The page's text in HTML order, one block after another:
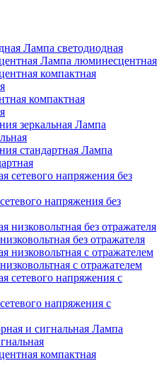
Лампа светодиодная
Лампа люминесцентная
компактная
Лампа
Лампа
напряжения без
без отражателя
с отражателем
напряжения с
Лампа